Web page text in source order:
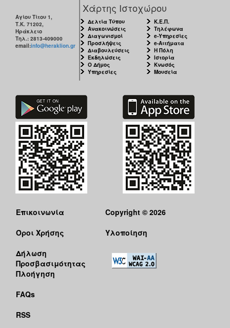
Αγίου Τίτου 1,
Τ.Κ. 71202,
Ηράκλειο
Τηλ.: 2813-409000
email:info@heraklion.gr
Χάρτης Ιστοχώρου
Δελτία Τύπου
Ανακοινώσεις
Διαγωνισμοί
Προσλήψεις
Διαβουλεύσεις
Εκδηλώσεις
Ο Δήμος
Υπηρεσίες
Κ.Ε.Π.
Τηλέφωνα
e-Υπηρεσίες
e-Αιτήματα
Η Πόλη
Ιστορία
Κνωσός
Μουσεία
Επικοινωνία
Όροι Χρήσης
Δήλωση
Προσβασιμότητας
Πλοήγηση
FAQs
RSS
Copyright © 2026
Υλοποίηση